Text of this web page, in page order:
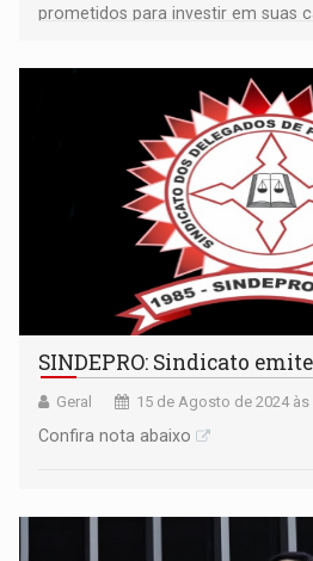
prometidos para investir em suas
SINDEPRO: Sindicato
Geral 15 de Agosto de 2024 às
Confira nota abaixo